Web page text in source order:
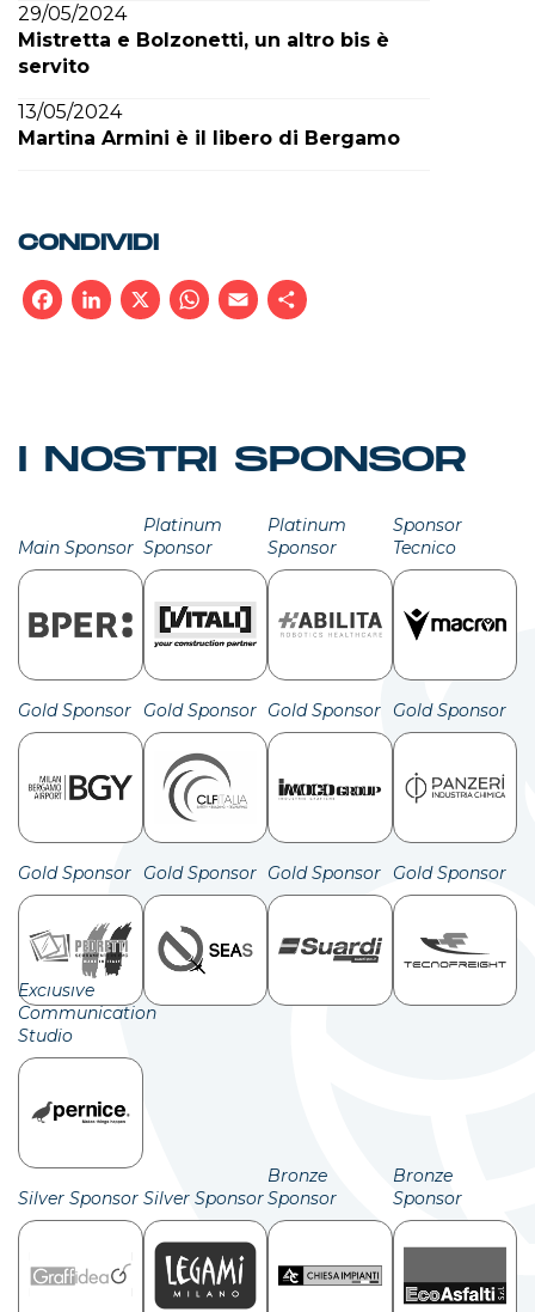
29/05/2024
Mistretta e Bolzonetti, un altro bis è
servito
13/05/2024
Martina Armini è il libero di Bergamo
CONDIVIDI
I NOSTRI SPONSOR
Main Sponsor
Platinum
Sponsor
Platinum
Sponsor
Sponsor
Tecnico
Gold Sponsor Gold Sponsor Gold Sponsor Gold Sponsor
Gold Sponsor Gold Sponsor Gold Sponsor Gold Sponsor
Exclusive
Communication
Studio
Silver Sponsor Silver Sponsor
Bronze
Sponsor
Bronze
Sponsor